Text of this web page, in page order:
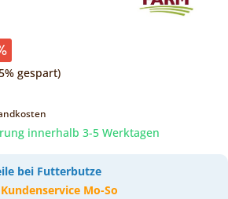
gespart)
innerhalb 3-5 Werktagen
bei Futterbutze
Mo-So